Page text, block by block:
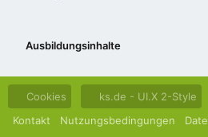
Ausbildungsinhalte
Cookies ks.de - UI.X 2-Style
Kontakt
Nutzungsbedingungen